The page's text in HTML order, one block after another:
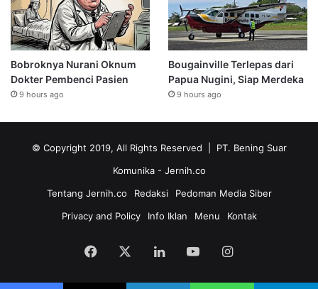
Bobroknya Nurani Oknum
Dokter Pembenci Pasien
9 hours ago
Bougainville Terlepas dari
Papua Nugini, Siap Merdeka
9 hours ago
© Copyright 2019, All Rights Reserved | PT. Bening Suar
Komunika - Jernih.co
Tentang Jernih.co
Redaksi
Pedoman Media Siber
Privacy and Policy
Info Iklan Menu Kontak
Facebook LinkedInYouTubeInstagram